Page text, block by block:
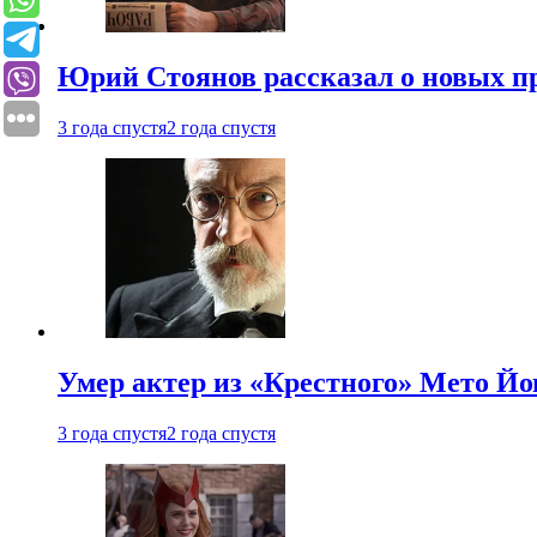
Юрий Стоянов рассказал о новых
3 года спустя2 года спустя
Умер актер из «Крестного» Мето
3 года спустя2 года спустя